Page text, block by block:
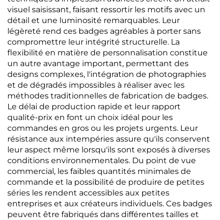
visuel saisissant, faisant ressortir les motifs avec un
détail et une luminosité remarquables. Leur
légèreté rend ces badges agréables à porter sans
compromettre leur intégrité structurelle. La
flexibilité en matière de personnalisation constitue
un autre avantage important, permettant des
designs complexes, l'intégration de photographies
et de dégradés impossibles à réaliser avec les
méthodes traditionnelles de fabrication de badges.
Le délai de production rapide et leur rapport
qualité-prix en font un choix idéal pour les
commandes en gros ou les projets urgents. Leur
résistance aux intempéries assure qu'ils conservent
leur aspect même lorsqu'ils sont exposés à diverses
conditions environnementales. Du point de vue
commercial, les faibles quantités minimales de
commande et la possibilité de produire de petites
séries les rendent accessibles aux petites
entreprises et aux créateurs individuels. Ces badges
peuvent être fabriqués dans différentes tailles et